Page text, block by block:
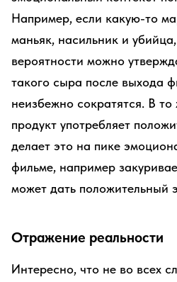
Например, если какую-то
маньяк, насильник и
вероятности можно
такого сыра после выхода
неизбежно сократятся. В
продукт употребляет
делает это на пике
фильме, например
может дать положительный
Отражение реальности
Интересно, что не во всех